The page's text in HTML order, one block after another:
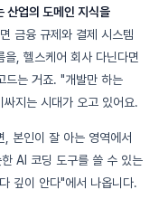
산업의 도메인 지식을
금융 규제와 결제 시스템
, 헬스케어 회사 다닌다면
드는 거죠. "개발만 하는
지는 시대가 오고 있어요.
, 본인이 잘 아는 영역에서
AI 코딩 도구를 쓸 수 있는
깊이 안다"에서 나옵니다.